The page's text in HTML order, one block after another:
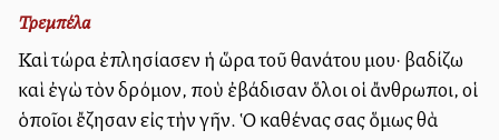
Τρεμπέλα
Καὶ τώρα ἐπλησίασεν ἡ ὥρα τοῦ θανάτου μου· βαδίζω
καὶ ἐγὼ τὸν δρόμον, ποὺ ἐβάδισαν ὅλοι οἱ ἄνθρωποι, οἱ
ὁποῖοι ἔζησαν εἰς τὴν γῆν. Ὁ καθένας σας ὅμως θὰ